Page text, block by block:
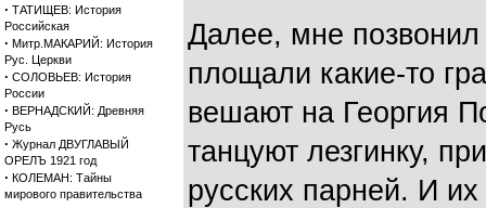
· ТАТИЩЕВ: История
Российская
· Митр.МАКАРИЙ: История
Рус. Церкви
· СОЛОВЬЕВ: История
России
· ВЕРНАДСКИЙ: Древняя
Русь
· Журнал ДВУГЛАВЫЙ
ОРЕЛЪ 1921 год
· КОЛЕМАН: Тайны
мирового правительства
Далее, мне
площали какие-то
вешают на Георгия
танцуют лезгинку,
русских парней. И